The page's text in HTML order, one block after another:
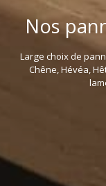
Nos
Large choix de
Chêne, Hévéa,